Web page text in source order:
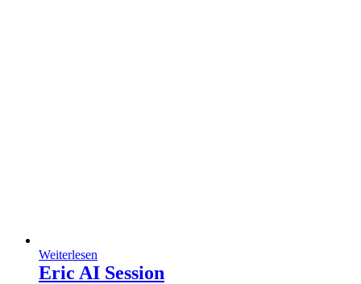
Weiterlesen
Eric AI Session